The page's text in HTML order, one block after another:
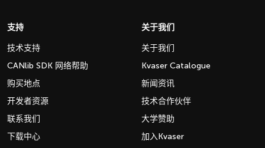
支持
技术支持
CANlib SDK 网络帮助
购买地点
开发者资源
联系我们
下载中心
关于我们
关于我们
Kvaser Catalogue
新闻资讯
技术合作伙伴
大学赞助
加入Kvaser